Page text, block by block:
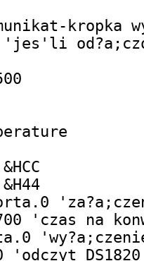
kropka
'jes'li
'czas na
'odczyt DS1820